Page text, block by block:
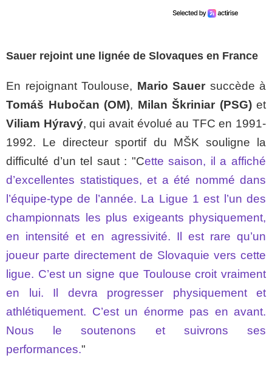
Sauer rejoint une lignée de Slovaques en France
En rejoignant Toulouse, Mario Sauer succède à
Tomáš Hubočan (OM), Milan Škriniar (PSG)et
Viliam Hýravý, qui avait évolué au TFC en 1991-
1992. Le directeur sportif du MŠK souligne la
difficulté d’un tel saut : "Cette saison, il a affiché
d’excellentes statistiques, et a été nommé dans
l’équipe-type de l’année. La Ligue 1 est l’un des
championnats les plus exigeants physiquement,
en intensité et en agressivité. Il est rare qu’un
joueur parte directement de Slovaquie vers cette
ligue. C’est un signe que Toulouse croit vraiment
en lui. Il devra progresser physiquement et
athlétiquement. C’est un énorme pas en avant.
Nous le soutenons et suivrons ses
performances."